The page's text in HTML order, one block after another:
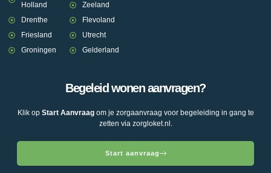
Holland
Drenthe
Friesland
Groningen
Zeeland
Flevoland
Utrecht
Gelderland
Begeleid wonen aanvragen?
Klik op Start Aanvraagom je zorgaanvraag voor begeleiding in gang te
zetten via zorgloket.nl.
Start aanvraag